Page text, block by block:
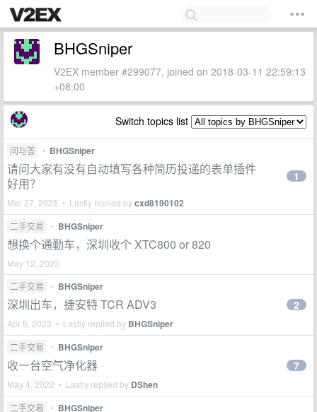
BHGSniper
V2EX member #299077, joined on 2018-03-11 22:59:13
+08:00
Switch topics list
问与答 • BHGSniper
请问大家有没有自动填写各种简历投递的表单插件
好用？
Mar 27, 2025 • Lastly replied bycxd8190102
1
二手交易 • BHGSniper
想换个通勤车，深圳收个 XTC800 or 820
May 12, 2023
二手交易
• BHGSniper
深圳出车，捷安特 TCR ADV3
Apr 5, 2023 • Lastly replied by BHGSniper
2
二手交易 • BHGSniper
收一台空气净化器
May 4, 2022 • Lastly replied by DShen
7
二手交易 • BHGSniper